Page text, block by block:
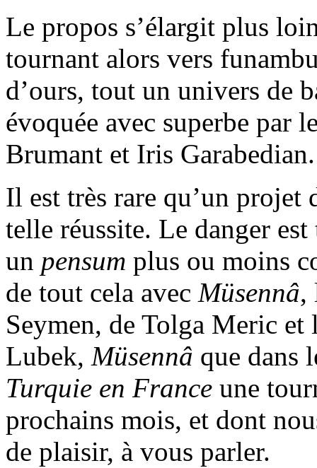
Le propos s’élargit plus
tournant alors vers
d’ours, tout un univers de
évoquée avec superbe par
Brumant et Iris Garabedian.
Il est très rare qu’un projet
telle réussite. Le danger
un pensum plus ou moins
de tout cela avec Müsennâ,
Seymen, de Tolga Meric
Lubek, Müsennâ que dans
Turquie en France une
prochains mois, et dont
de plaisir, à vous parler.